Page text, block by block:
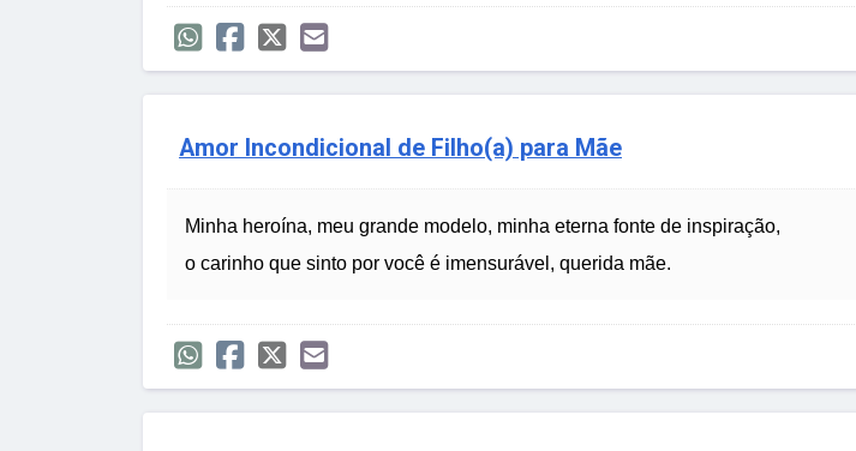
Amor Incondicional de Filho(a) para Mãe
Minha heroína, meu grande modelo, minha eterna fonte de inspiração,
o carinho que sinto por você é imensurável, querida mãe.